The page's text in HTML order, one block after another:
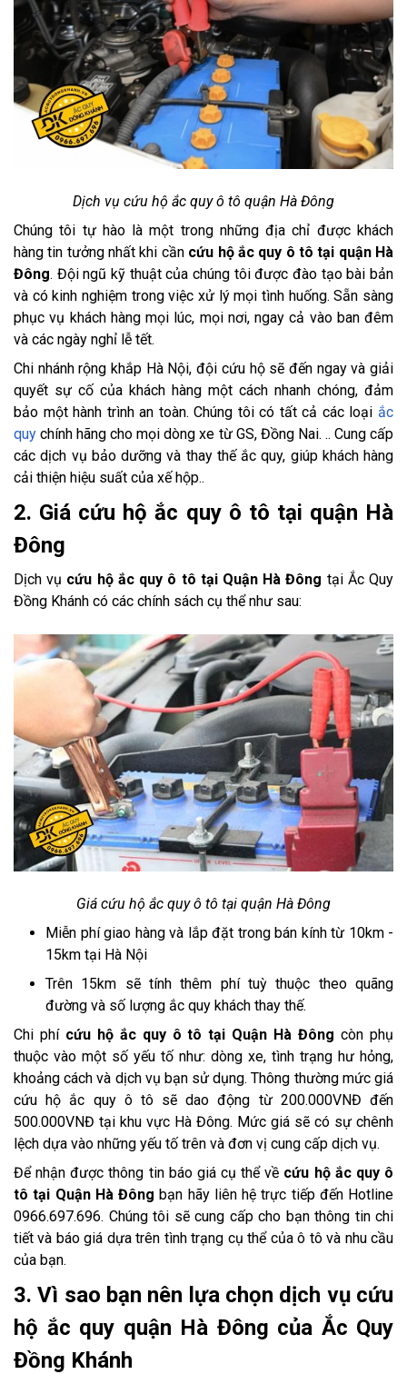
Dịch vụ cứu hộ ắc quy ô tô quận Hà Đông
Chúng tôi tự hào là một trong những địa chỉ được khách
hàng tin tưởng nhất khi cần cứu hộ ắc quy ô tô tại quận Hà
Đông. Đội ngũ kỹ thuật của chúng tôi được đào tạo bài bản
và có kinh nghiệm trong việc xử lý mọi tình huống. Sẵn sàng
phục vụ khách hàng mọi lúc, mọi nơi, ngay cả vào ban đêm
và các ngày nghỉ lễ tết.
Chi nhánh rộng khắp Hà Nội, đội cứu hộ sẽ đến ngay và giải
quyết sự cố của khách hàng một cách nhanh chóng, đảm
bảo một hành trình an toàn. Chúng tôi có tất cả các loại ắc
quy chính hãng cho mọi dòng xe từ GS, Đồng Nai. .. Cung cấp
các dịch vụ bảo dưỡng và thay thế ắc quy, giúp khách hàng
cải thiện hiệu suất của xế hộp..
2. Giá cứu hộ ắc quy ô tô tại quận Hà
Đông
Dịch vụ cứu hộ ắc quy ô tô tại Quận Hà Đông tại Ắc Quy
Đồng Khánh có các chính sách cụ thể như sau:
Giá cứu hộ ắc quy ô tô tại quận Hà Đông
Miễn phí giao hàng và lắp đặt trong bán kính từ 10km -
15km tại Hà Nội
Trên 15km sẽ tính thêm phí tuỳ thuộc theo quãng
đường và số lượng ắc quy khách thay thế.
Chi phí cứu hộ ắc quy ô tô tại Quận Hà Đông còn phụ
thuộc vào một số yếu tố như: dòng xe, tình trạng hư hỏng,
khoảng cách và dịch vụ bạn sử dụng. Thông thường mức giá
cứu hộ ắc quy ô tô sẽ dao động từ 200.000VNĐ đến
500.000VNĐ tại khu vực Hà Đông. Mức giá sẽ có sự chênh
lệch dựa vào những yếu tố trên và đơn vị cung cấp dịch vụ.
Để nhận được thông tin báo giá cụ thể về cứu hộ ắc quy ô
tô tại Quận Hà Đông bạn hãy liên hệ trực tiếp đến Hotline
0966.697.696. Chúng tôi sẽ cung cấp cho bạn thông tin chi
tiết và báo giá dựa trên tình trạng cụ thể của ô tô và nhu cầu
của bạn.
3. Vì sao bạn nên lựa chọn dịch vụ cứu
hộ ắc quy quận Hà Đông của Ắc Quy
Đồng Khánh